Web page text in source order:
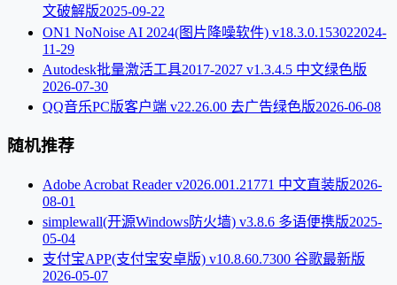
文破解版2025-09-22
ON1 NoNoise AI 2024(图片降噪软件) v18.3.0.153022024-
11-29
Autodesk批量激活工具2017-2027 v1.3.4.5 中文绿色版
2026-07-30
QQ音乐PC版客户端 v22.26.00 去广告绿色版2026-06-08
随机推荐
Adobe Acrobat Reader v2026.001.21771 中文直装版2026-
08-01
simplewall(开源Windows防火墙) v3.8.6 多语便携版2025-
05-04
支付宝APP(支付宝安卓版) v10.8.60.7300 谷歌最新版
2026-05-07